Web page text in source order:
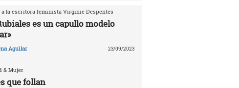
la escritora feminista Virginie Despentes
es un capullo modelo
Aguilar 23/09/2023
& Mujer
que follan